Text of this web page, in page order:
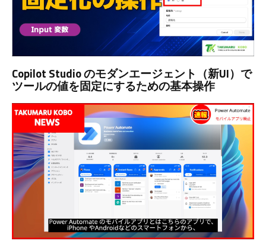
Copilot Studio のモダンエージェント（新UI）で
ツールの値を固定にするための基本操作